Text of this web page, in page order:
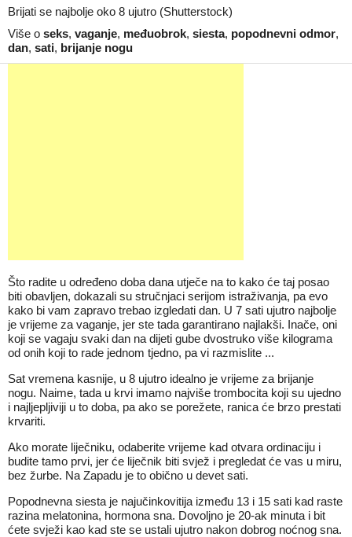
Brijati se najbolje oko 8 ujutro (Shutterstock)
Više o seks, vaganje, međuobrok, siesta, popodnevni odmor,
dan, sati, brijanje nogu
Što radite u određeno doba dana utječe na to kako će taj posao
biti obavljen, dokazali su stručnjaci serijom istraživanja, pa evo
kako bi vam zapravo trebao izgledati dan. U 7 sati ujutro najbolje
je vrijeme za vaganje, jer ste tada garantirano najlakši. Inače, oni
koji se vagaju svaki dan na dijeti gube dvostruko više kilograma
od onih koji to rade jednom tjedno, pa vi razmislite ...
Sat vremena kasnije, u 8 ujutro idealno je vrijeme za brijanje
nogu. Naime, tada u krvi imamo najviše trombocita koji su ujedno
i najljepljiviji u to doba, pa ako se porežete, ranica će brzo prestati
krvariti.
Ako morate liječniku, odaberite vrijeme kad otvara ordinaciju i
budite tamo prvi, jer će liječnik biti svjež i pregledat će vas u miru,
bez žurbe. Na Zapadu je to obično u devet sati.
Popodnevna siesta je najučinkovitija između 13 i 15 sati kad raste
razina melatonina, hormona sna. Dovoljno je 20-ak minuta i bit
ćete svježi kao kad ste se ustali ujutro nakon dobrog noćnog sna.